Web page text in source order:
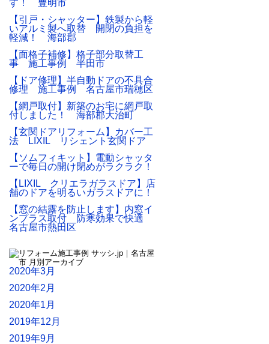
す！ 豊明市
【引戸・シャッター】鉄製から軽
いアルミ製へ取替 開閉の負担を
軽減！ 海部郡
【面格子補修】格子部分取替工
事 施工事例 半田市
【ドア修理】半自動ドアの不具合
修理 施工事例 名古屋市瑞穂区
【網戸取付】新築のお宅に網戸取
付しました！ 海部郡大治町
【玄関ドアリフォーム】カバー工
法 LIXIL リシェント玄関ドア
【ソムフィキット】電動シャッタ
ーで毎日の開け閉めがラクラク！
【LIXIL クリエラガラスドア】店
舗のドアを明るいガラスドアに！
【窓の結露を防止します】内窓イ
ンプラス取付 防寒効果で快適
名古屋市熱田区
2020年3月
2020年2月
2020年1月
2019年12月
2019年9月